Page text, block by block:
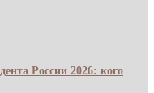
России 2026: кого